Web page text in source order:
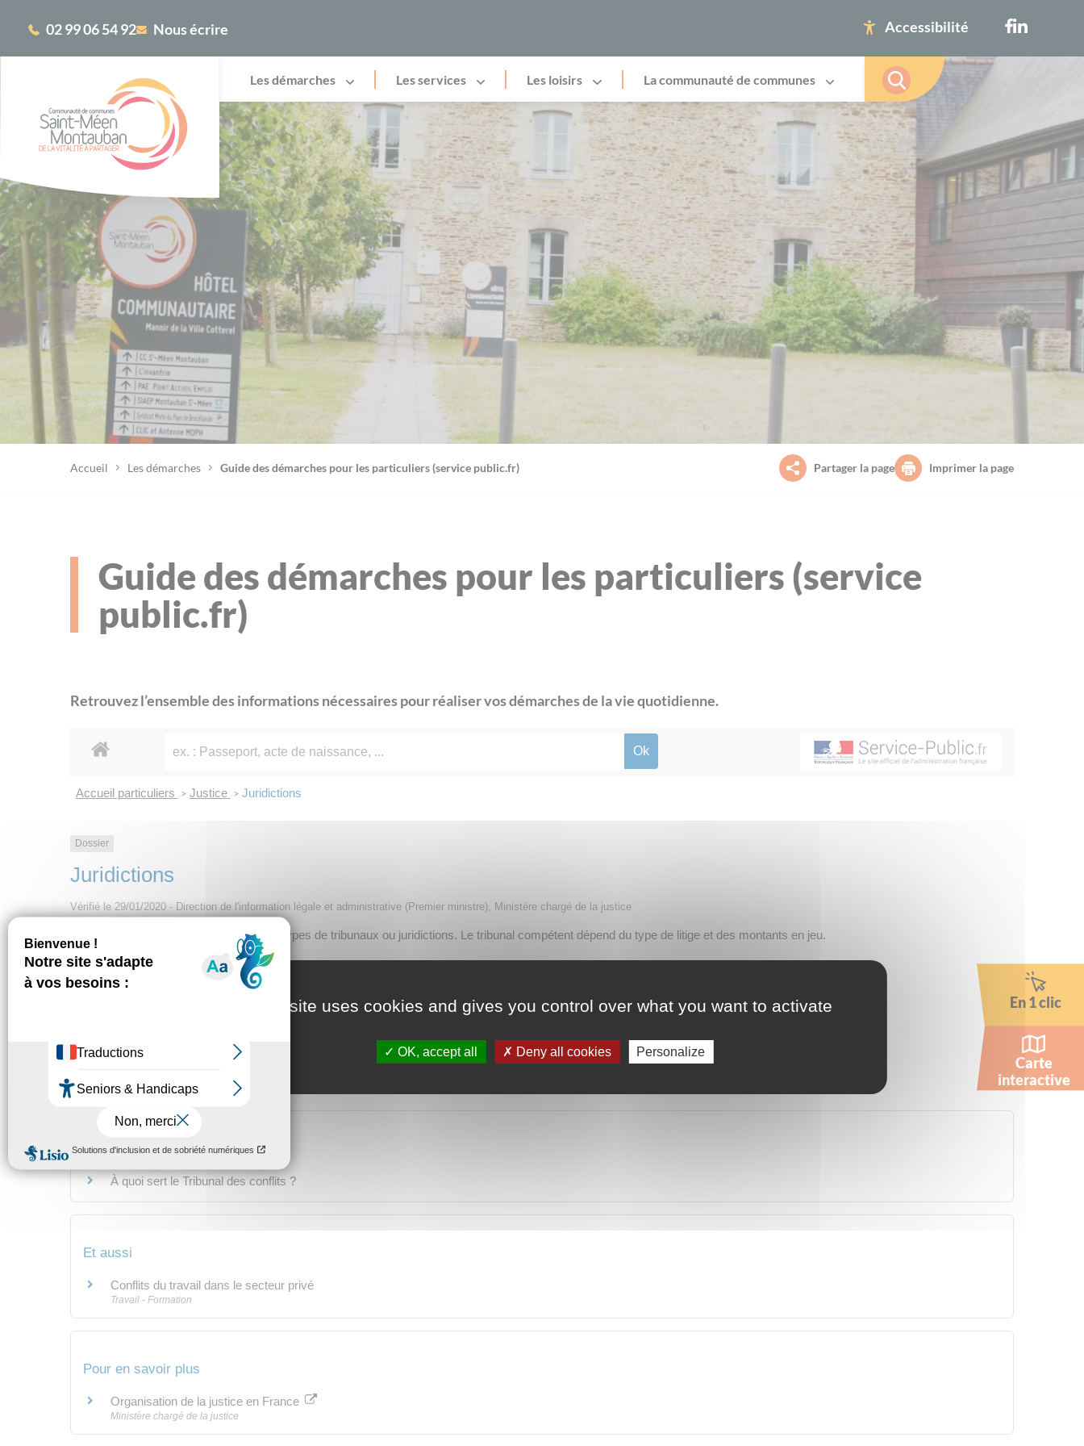
02 99 06 54 92 Nous écrire Accessibilité
Les démarches Les services Les loisirs La communauté de communes
Accueil Les démarches Guide des démarches pour les particuliers (service public.fr) Partager la page Imprimer la page
Guide des démarches pour les particuliers (service
public.fr)
Retrouvez l’ensemble des informations nécessaires pour réaliser vos démarches de la vie quotidienne.
Accueil particuliers > Justice > Juridictions
Dossier
Juridictions
Vérifié le 29/01/2020 - Direction de l'information légale et administrative (Premier ministre), Ministère chargé de la justice
La justice française comprend plusieurs types de tribunaux ou juridictions. Le tribunal compétent dépend du type de litige et des montants en jeu.
Juridictions civiles de première instance
Juridictions de recours de l'ordre judiciaire : cour d'appel et Cour de cassation
Juridictions européennes
Questions ? Réponses !
À quoi sert le Tribunal des conflits ?
Et aussi
Conflits du travail dans le secteur privé
Travail - Formation
Pour en savoir plus
Organisation de la justice en France
Ministère chargé de la justice
En 1 clic
Carte
interactive
This site uses cookies and gives you control over what you want to activate
OK, accept all Deny all cookies Personalize